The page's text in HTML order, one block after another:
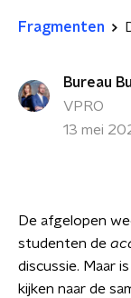
Fragmenten
Bureau
VPRO
13 mei
De afgelopen
studenten de
discussie. Maar
kijken naar de